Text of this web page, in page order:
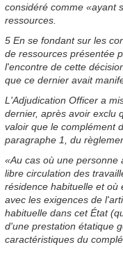
considéré comme «ayant
ressources.
5 En se fondant sur les
de ressources présentée
l'encontre de cette
que ce dernier avait
L'Adjudication Officer a
dernier, après avoir exclu
valoir que le complément
paragraphe 1, du
«Au cas où une personne
libre circulation des
résidence habituelle et où
avec les exigences de
habituelle dans cet État
d'une prestation étatique
caractéristiques du